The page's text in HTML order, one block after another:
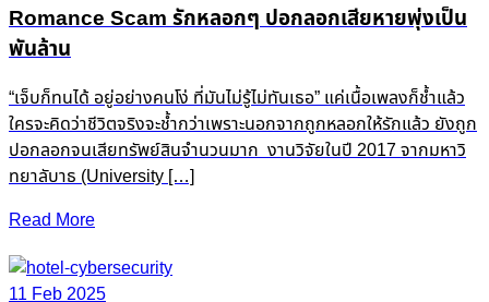
ใครจะคิดว่าชีวิตจริงจะช้ำกว่าเพราะนอกจากถูกหลอกให้รักแล้ว ยังถูก
ปอกลอกจนเสียทรัพย์สินจำนวนมาก งานวิจัยในปี 2017 จากมหาวิ
Read More
11 Feb 2025
เทคโนโลยีโรงแรมอัจฉริยะ อาจมาพร้อมความเสี่ยงด้าน
ไซเบอร์